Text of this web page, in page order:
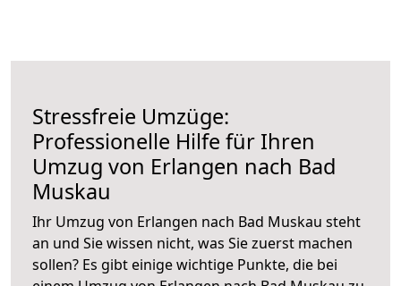
Stressfreie Umzüge:
Professionelle Hilfe für Ihren
Umzug von Erlangen nach Bad
Muskau
Ihr Umzug von Erlangen nach Bad Muskau steht
an und Sie wissen nicht, was Sie zuerst machen
sollen? Es gibt einige wichtige Punkte, die bei